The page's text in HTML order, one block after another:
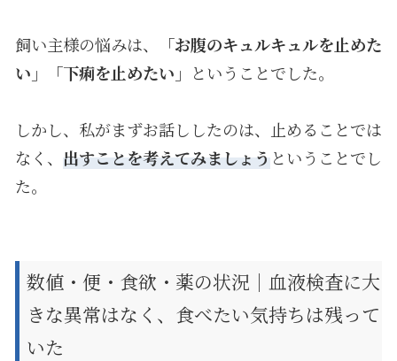
飼い主様の悩みは、
「お腹のキュルキュルを止めた
い」「下痢を止めたい」 ということでした。
しかし、私がまずお話ししたのは、止めることでは
なく、 出すことを考えてみましょうということでし
た。
数値・便・食欲・薬の状況｜血液検査に大
きな異常はなく、食べたい気持ちは残って
いた